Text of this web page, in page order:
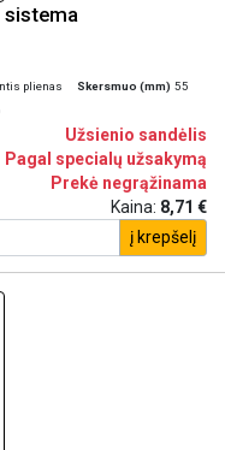
sistema
plienas Skersmuo (mm) 55
Užsienio sandėlis
Pagal specialų užsakymą
Prekė negrąžinama
Kaina: 8,71 €
į krepšelį